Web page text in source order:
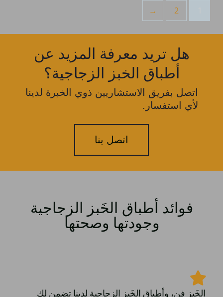
2
←
هل تريد معرفة المزيد عن
أطباق الخبز الزجاجية؟
اتصل بفريق الاستشاريين ذوي الخبرة لدينا
لأي استفسار.
اتصل بنا
فوائد أطباق الخَبز الزجاجية
وجودتها وصحتها
الخَبز فن، وأطباق الخَبز الزجاجية لدينا تضمن لك